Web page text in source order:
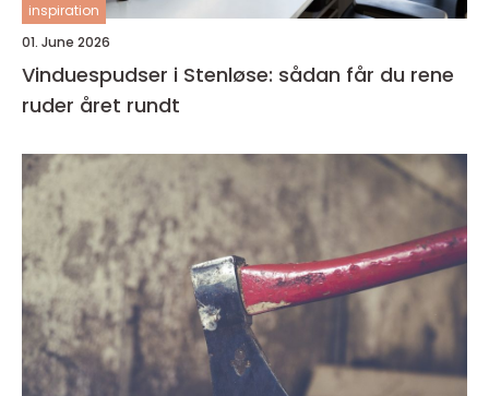
inspiration
01. June 2026
Vinduespudser i Stenløse: sådan får du rene
ruder året rundt